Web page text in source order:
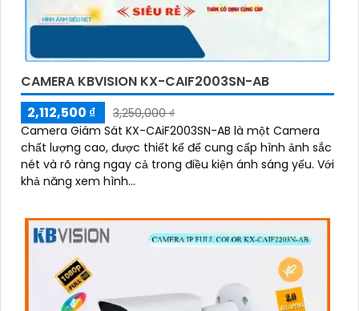
CAMERA KBVISION KX-CAIF2003SN-AB
2,112,500 ₫
3,250,000 ₫
Camera Giám Sát KX-CAiF2003SN-AB là một Camera
chất lượng cao, được thiết kế để cung cấp hình ảnh sắc
nét và rõ ràng ngay cả trong điều kiện ánh sáng yếu. Với
khả năng xem hình...